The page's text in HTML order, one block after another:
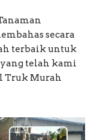
secara
terbaik untuk
telah kami
Truk Murah